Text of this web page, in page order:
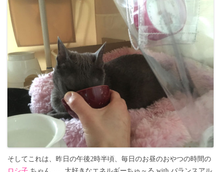
そしてこれは、昨日の午後2時半頃、毎日のお昼のおやつの時間の